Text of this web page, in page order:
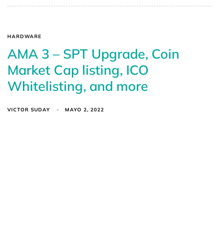
HARDWARE
AMA 3 – SPT Upgrade, Coin
Market Cap listing, ICO
Whitelisting, and more
VICTOR SUDAY MAYO 2, 2022